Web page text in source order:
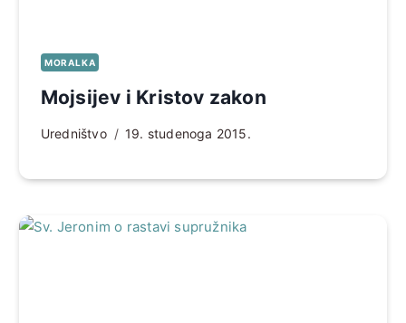
MORALKA
Mojsijev i Kristov zakon
Uredništvo 19. studenoga 2015.